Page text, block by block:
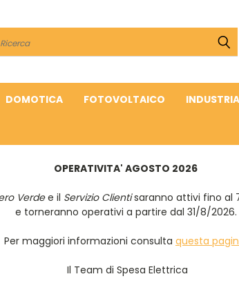
Cerca
DOMOTICA FOTOVOLTAICO
OPERATIVITA' AGOSTO 2026
Verdee il Servizio Clientisaranno attivi fino al
e torneranno operativi a partire dal 31/8/2026.
Per maggiori informazioni consulta questa
Il Team di Spesa Elettrica